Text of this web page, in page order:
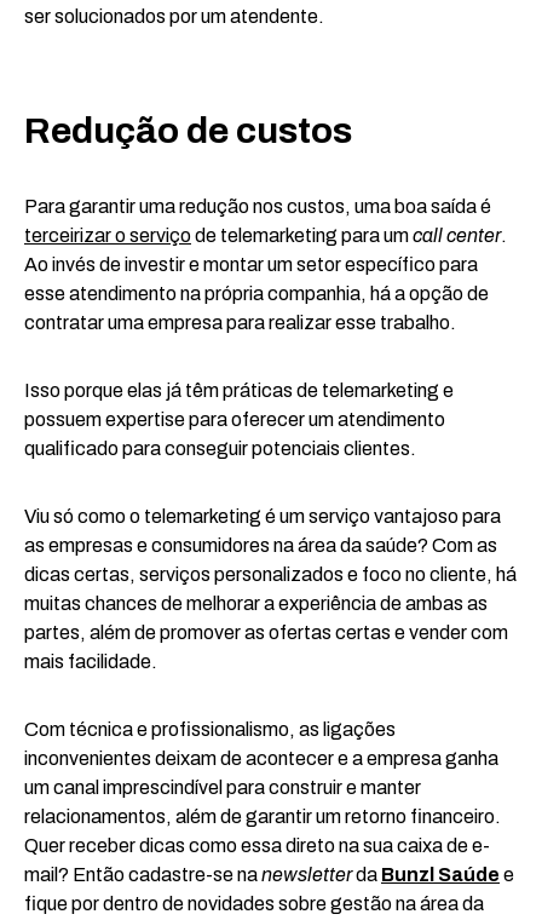
ser solucionados por um atendente.
Redução de custos
Para garantir uma redução nos custos, uma boa saída é
terceirizaro serviçode telemarketing para umcall center.
Ao invés de investir e montar um setor específico para
esse atendimento na própria companhia, há a opção de
contratar uma empresa para realizar esse trabalho.
Isso porque elas já têm práticas de telemarketing e
possuem expertise para oferecer um atendimento
qualificado para conseguir potenciais clientes.
Viu só como o telemarketing é um serviço vantajoso para
as empresas e consumidores na área da saúde? Com as
dicas certas, serviços personalizados e foco no cliente, há
muitas chances de melhorar a experiência de ambas as
partes, além de promover as ofertas certas e vender com
mais facilidade.
Com técnica e profissionalismo, as ligações
inconvenientes deixam de acontecer e a empresa ganha
um canal imprescindível para construir e manter
relacionamentos, além de garantir um retorno financeiro.
Quer receber dicas como essa direto na sua caixa de e-
mail? Então cadastre-se nanewsletterda Bunzl Saúde e
fique por dentro de novidades sobre gestão na área da